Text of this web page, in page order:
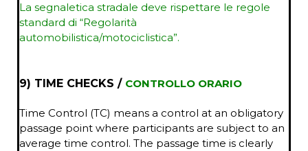
La segnaletica stradale deve rispettare le regole
standard di “Regolarità
automobilistica/motociclistica”.
9) TIME CHECKS / CONTROLLO ORARIO
Time Control (TC) means a control at an obligatory
passage point where participants are subject to an
average time control. The passage time is clearly